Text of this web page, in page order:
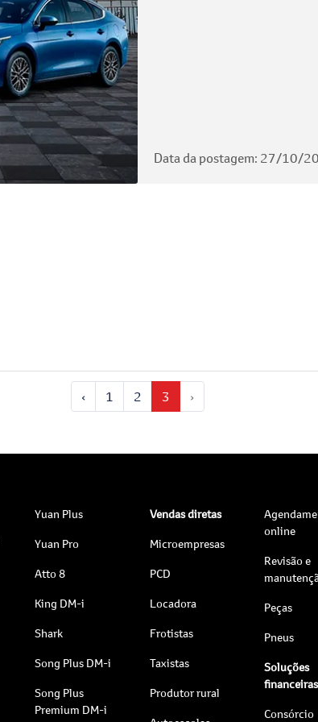
Data da postagem: 27/10/
‹ 1 2 3 ›
Yuan Plus
Yuan Pro
Atto 8
King DM-i
Shark
Song Plus DM-i
Song Plus
Premium DM-i
Vendas diretas
Microempresas
PCD
Locadora
Frotistas
Taxistas
Produtor rural
online
Revisão e
Peças
Pneus
Soluções
financeiras
Consórcio